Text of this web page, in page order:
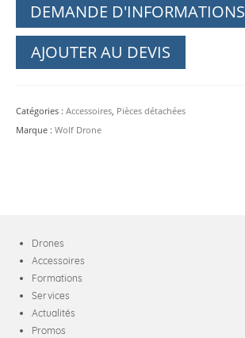
DEMANDE D'INFORMATIONS
AJOUTER AU DEVIS
Catégories : Accessoires, Pièces détachées
Marque : Wolf Drone
Drones
Accessoires
Formations
Services
Actualités
Promos